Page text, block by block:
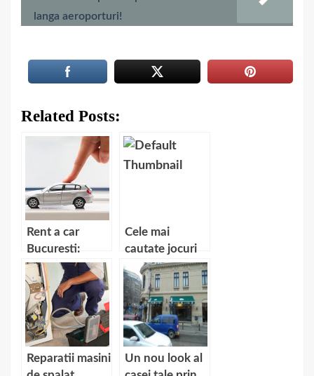
langa aeroporturi!
Related Posts:
Rent a car
Bucuresti:
costuri si
avantaje
Cele mai
cautate jocuri
cu masini
online
Reparatii masini
Un nou look al